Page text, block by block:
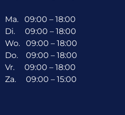
Ma. 09:00 – 18:00
Di. 09:00 – 18:00
Wo. 09:00 – 18:00
Do. 09:00 – 18:00
Vr. 09:00 – 18:00
Za. 09:00 – 15:00